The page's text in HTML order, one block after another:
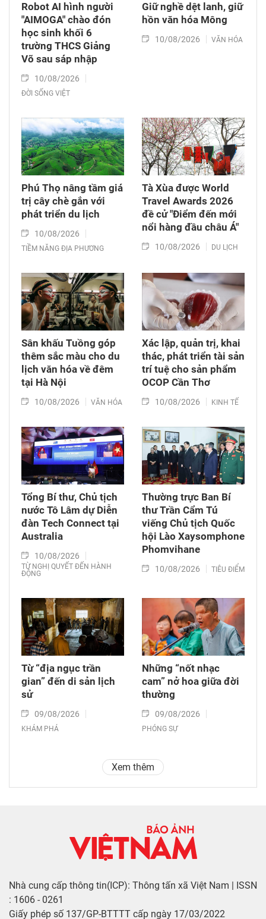
Robot AI hình người
"AIMOGA" chào đón
học sinh khối 6
trường THCS Giảng
Võ sau sáp nhập
10/08/2026
ĐỜI SỐNG VIỆT
Giữ nghề dệt lanh, giữ
hồn văn hóa Mông
10/08/2026 VĂN HÓA
Phú Thọ nâng tầm giá
trị cây chè gắn với
phát triển du lịch
10/08/2026
TIỀM NĂNG ĐỊA PHƯƠNG
Tà Xùa được World
Travel Awards 2026
đề cử "Điểm đến mới
nổi hàng đầu châu Á"
10/08/2026 DU LỊCH
Sân khấu Tuồng góp
thêm sắc màu cho du
lịch văn hóa về đêm
tại Hà Nội
10/08/2026 VĂN HÓA
Xác lập, quản trị, khai
thác, phát triển tài sản
trí tuệ cho sản phẩm
OCOP Cần Thơ
10/08/2026 KINH TẾ
Tổng Bí thư, Chủ tịch
nước Tô Lâm dự Diễn
đàn Tech Connect tại
Australia
10/08/2026
TỪ NGHỊ QUYẾT ĐẾN HÀNH
ĐỘNG
Thường trực Ban Bí
thư Trần Cẩm Tú
viếng Chủ tịch Quốc
hội Lào Xaysomphone
Phomvihane
10/08/2026 TIÊU ĐIỂM
Từ “địa ngục trần
gian” đến di sản lịch
sử
09/08/2026
KHÁM PHÁ
Những “nốt nhạc
cam” nở hoa giữa đời
thường
09/08/2026
PHÓNG SỰ
Xem thêm
Nhà cung cấp thông tin(ICP): Thông tấn xã Việt Nam | ISSN
: 1606 - 0261
Giấy phép số 137/GP-BTTTT cấp ngày 17/03/2022